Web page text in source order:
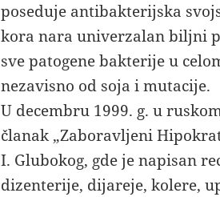
poseduje antibakterijska
kora nara univerzalan biljni
sve patogene bakterije u
nezavisno od soja i mutacije.
U decembru 1999. g. u
članak „Zaboravljeni
I. Glubokog, gde je napisan
dizenterije, dijareje, kolere,